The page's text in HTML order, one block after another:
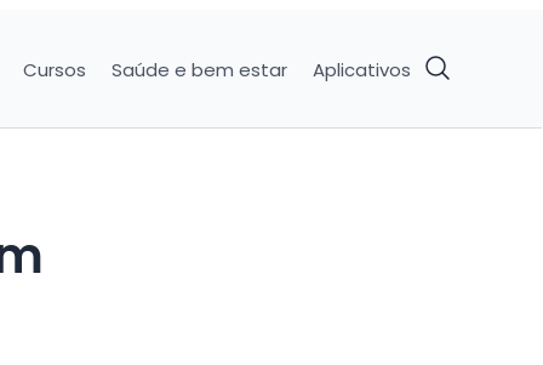
Cursos Saúde e bem estar Aplicativos